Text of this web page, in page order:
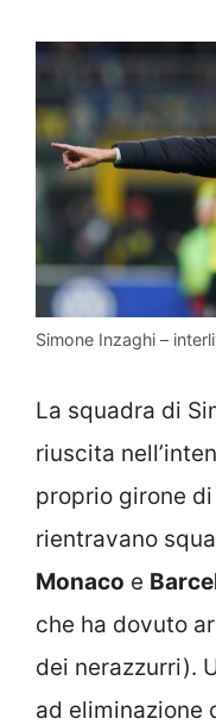
Simone Inzaghi –
La squadra di
riuscita
proprio girone
rientravano
Monaco e
che ha dovuto
dei nerazzurri).
ad eliminazione